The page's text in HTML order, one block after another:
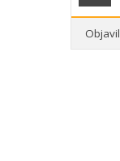
Objavil